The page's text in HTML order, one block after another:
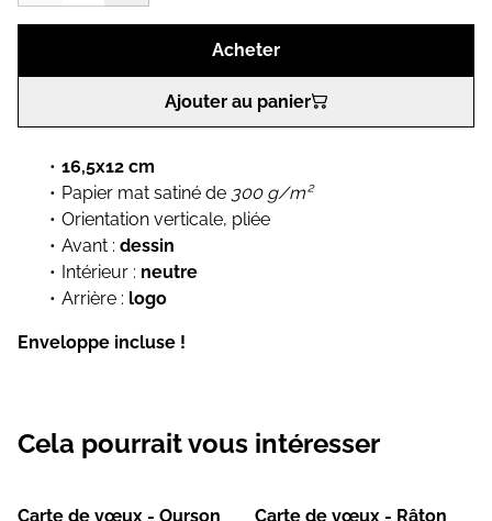
Acheter
Ajouter au panier
16,5x12 cm
Papier mat satiné de 300 g/m²
Orientation verticale, pliée
Avant : dessin
Intérieur : neutre
Arrière : logo
Enveloppe incluse !
Cela pourrait vous intéresser
Carte de vœux - Ourson Carte de vœux - Râton